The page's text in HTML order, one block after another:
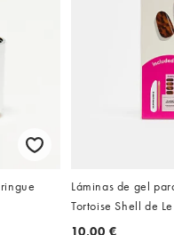
Láminas de gel
Tortoise Shell de
10,00 €